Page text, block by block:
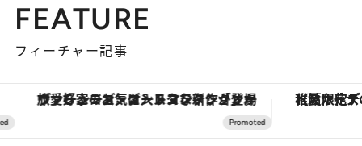
FEATURE
フィーチャー記事
ヴァシュロン・コンスタンタン「オーヴァーシーズ・オートマティック」。旅愛好家のお気に入りコレクションから、ジェンダーレスな新作が登場 【夏限定ディナーコース】旬を